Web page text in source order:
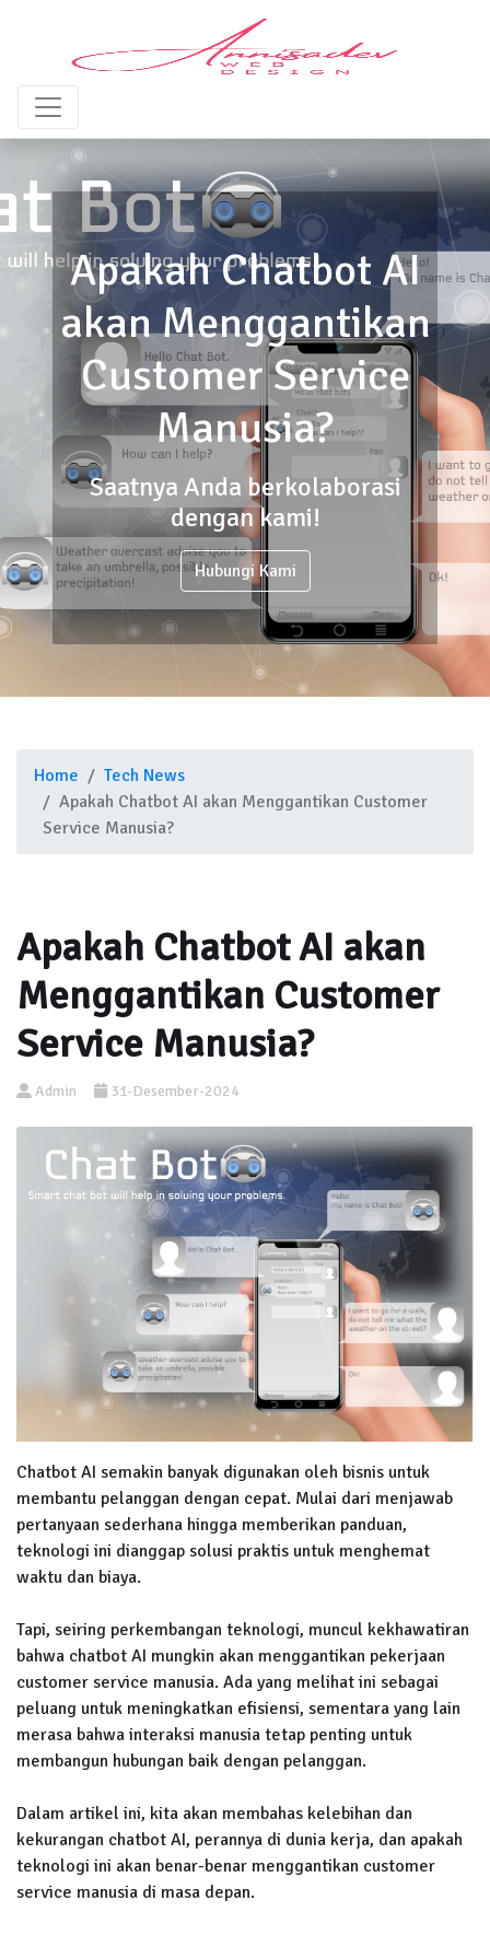
Apakah Chatbot AI
akan Menggantikan
Customer Service
Manusia?
Saatnya Anda berkolaborasi
dengan kami!
Hubungi Kami
Home
Tech News
Apakah Chatbot AI akan Menggantikan Customer
Service Manusia?
Apakah Chatbot AI akan
Menggantikan Customer
Service Manusia?
Admin 31-Desember-2024
Chatbot AI semakin banyak digunakan oleh bisnis untuk
membantu pelanggan dengan cepat. Mulai dari menjawab
pertanyaan sederhana hingga memberikan panduan,
teknologi ini dianggap solusi praktis untuk menghemat
waktu dan biaya.
Tapi, seiring perkembangan teknologi, muncul kekhawatiran
bahwa chatbot AI mungkin akan menggantikan pekerjaan
customer service manusia. Ada yang melihat ini sebagai
peluang untuk meningkatkan efisiensi, sementara yang lain
merasa bahwa interaksi manusia tetap penting untuk
membangun hubungan baik dengan pelanggan.
Dalam artikel ini, kita akan membahas kelebihan dan
kekurangan chatbot AI, perannya di dunia kerja, dan apakah
teknologi ini akan benar-benar menggantikan customer
service manusia di masa depan.